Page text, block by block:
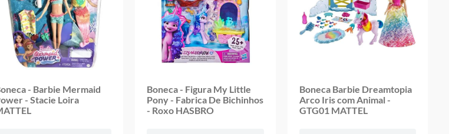
- Barbie Mermaid
- Stacie Loira
Boneca - Figura My Little
Pony - Fabrica De Bichinhos
- Roxo HASBRO
Boneca Barbie Dreamtopia
Arco Iris com Animal -
GTG01 MATTEL